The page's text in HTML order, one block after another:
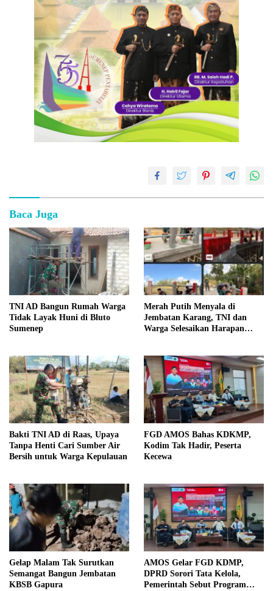
Baca Juga
TNI AD Bangun Rumah Warga
Tidak Layak Huni di Bluto
Sumenep
Merah Putih Menyala di
Jembatan Karang, TNI dan
Warga Selesaikan Harapan
Bakti TNI AD di Raas, Upaya
Tanpa Henti Cari Sumber Air
Bersih untuk Warga Kepulauan
FGD AMOS Bahas KDKMP,
Kodim Tak Hadir, Peserta
Kecewa
Gelap Malam Tak Surutkan
Semangat Bangun Jembatan
KBSB Gapura
AMOS Gelar FGD KDMP,
DPRD Sorori Tata Kelola,
Pemerintah Sebut Program